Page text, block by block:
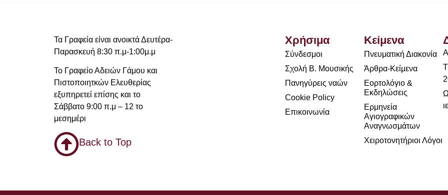
Τα Γραφεία είναι ανοικτά Δευτέρα-
Παρασκευή 8:30 π.μ-1:00μ.μ
Το Γραφείο Αδειών Γάμου και
Πιστοποιητκών Ελευθερίας
εξυπηρετεί επίσης και το
Σάββατο 9:00 π.μ – 12 το
μεσημέρι
Back to Top
Χρήσιμα
Σύνδεσμοι
Σχολή Β. Μουσικής
Πανηγύρεις ναών
Cookie Policy
Επικοινωνία
Κείμενα
Πνευματική Διακονία
Άρθρα-Κείμενα
Εορτολόγιο &
Εκδηλώσεις
Ερμηνεία
Αγιογραφικών
Αναγνωσμάτων
Χειροτονητήριοι Λόγοι